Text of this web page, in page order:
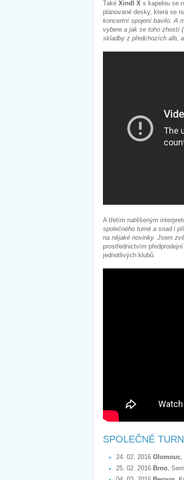
Také Xindl X s kapelou se
plánované desky, která se
koncertní spojení bavilo. A
vybere a jak se toho zhostí
skladby z předchozích alb,
A třetím natěšeným
společného turné a snad i
na nějaké novinky. Jsem
prostřednictvím
jednotlivých klubů.
SPOLEČNÉ
24. 02. 2016 Olomouc
25. 02. 2016 Brno ,